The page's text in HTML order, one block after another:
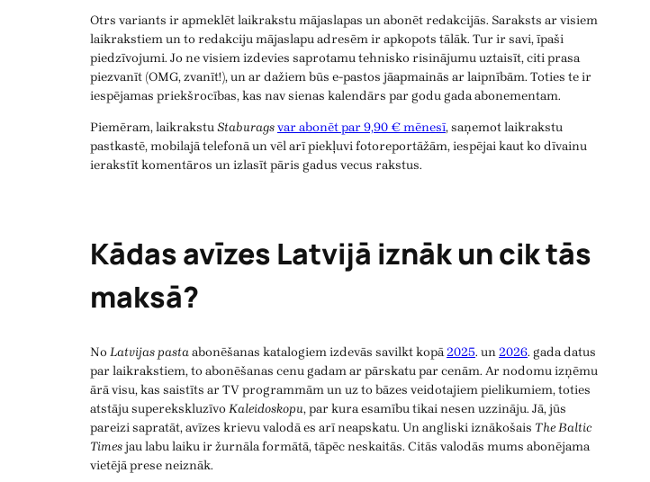
Otrs variants ir apmeklēt laikrakstu mājaslapas un abonēt redakcijās. Saraksts ar visiem
laikrakstiem un to redakciju mājaslapu adresēm ir apkopots tālāk. Tur ir savi, īpaši
piedzīvojumi. Jo ne visiem izdevies saprotamu tehnisko risinājumu uztaisīt, citi prasa
piezvanīt (OMG, zvanīt!), un ar dažiem būs e-pastos jāapmainās ar laipnībām. Toties te ir
iespējamas priekšrocības, kas nav sienas kalendārs par godu gada abonementam.
Piemēram, laikrakstuStaburagsvar abonēt par 9,90 € mēnesī, saņemot laikrakstu
pastkastē, mobilajā telefonā un vēl arī piekļuvi fotoreportāžām, iespējai kaut ko dīvainu
ierakstīt komentāros un izlasīt pāris gadus vecus rakstus.
Kādas avīzes Latvijā iznāk un cik tās
maksā?
NoLatvijas pastaabonēšanas katalogiem izdevās savilkt kopā2025. un2026. gada datus
par laikrakstiem, to abonēšanas cenu gadam ar pārskatu par cenām. Ar nodomu izņēmu
ārā visu, kas saistīts ar TV programmām un uz to bāzes veidotajiem pielikumiem, toties
atstāju superekskluzīvoKaleidoskopu, par kura esamību tikai nesen uzzināju. Jā, jūs
pareizi sapratāt, avīzes krievu valodā es arī neapskatu. Un angliski iznākošais The Baltic
Timesjau labu laiku ir žurnāla formātā, tāpēc neskaitās. Citās valodās mums abonējama
vietējā prese neiznāk.